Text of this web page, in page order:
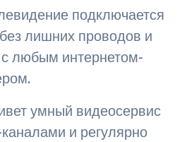
подключается
лишних проводов и
с любым интернетом-
умный видеосервис
и регулярно